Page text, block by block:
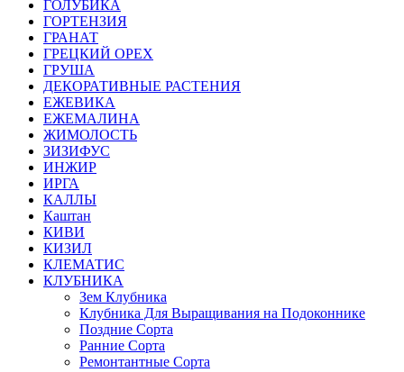
ГОЛУБИКА
ГОРТЕНЗИЯ
ГРАНАТ
ГРЕЦКИЙ ОРЕХ
ГРУША
ДЕКОРАТИВНЫЕ РАСТЕНИЯ
ЕЖЕВИКА
ЕЖЕМАЛИНА
ЖИМОЛОСТЬ
ЗИЗИФУС
ИНЖИР
ИРГА
КАЛЛЫ
Каштан
КИВИ
КИЗИЛ
КЛЕМАТИС
КЛУБНИКА
Зем Клубника
Клубника Для Выращивания на Подоконнике
Поздние Сорта
Ранние Сорта
Ремонтантные Сорта